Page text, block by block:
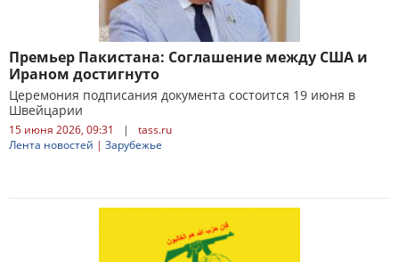
Премьер Пакистана: Соглашение между США и
Ираном достигнуто
Церемония подписания документа состоится 19 июня в
Швейцарии
15 июня 2026, 09:31 |
tass.ru
Лента новостей | Зарубежье